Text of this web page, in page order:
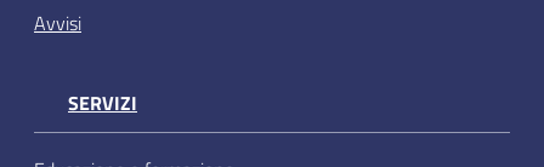
Avvisi
SERVIZI